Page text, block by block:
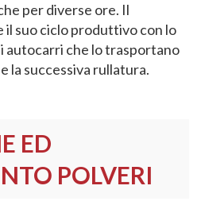
per diverse ore. Il
suo ciclo produttivo con lo
autocarri che lo trasportano
la successiva rullatura.
ED
POLVERI